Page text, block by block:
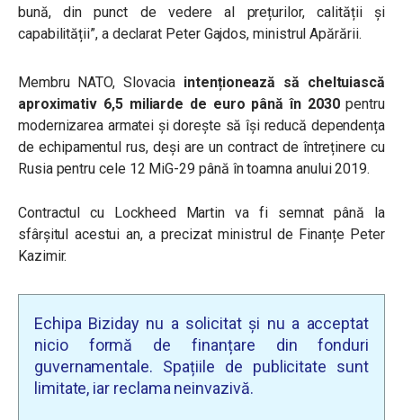
bună, din punct de vedere al prețurilor, calității și
capabilității”, a declarat Peter Gajdos, ministrul Apărării.
Membru NATO, Slovacia intenționează să cheltuiască
aproximativ 6,5 miliarde de euro până în 2030pentru
modernizarea armatei și dorește să își reducă dependența
de echipamentul rus, deși are un contract de întreținere cu
Rusia pentru cele 12 MiG-29 până în toamna anului 2019.
Contractul cu Lockheed Martin va fi semnat până la
sfârșitul acestui an, a precizat ministrul de Finanțe Peter
Kazimir.
Echipa Biziday nu a solicitat și nu a acceptat
nicio formă de finanțare din fonduri
guvernamentale. Spațiile de publicitate sunt
limitate, iar reclama neinvazivă.